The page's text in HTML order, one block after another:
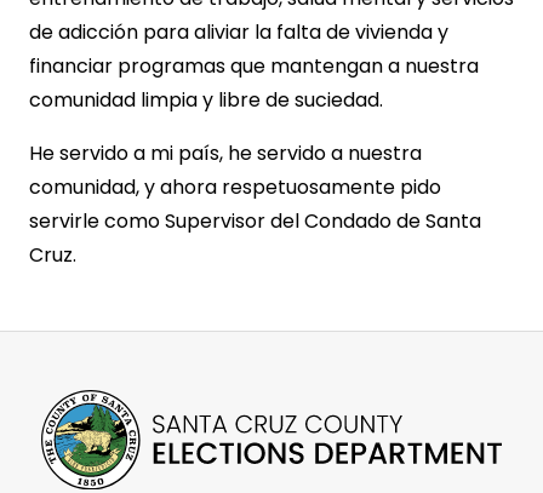
de adicción para aliviar la falta de vivienda y
financiar programas que mantengan a nuestra
comunidad limpia y libre de suciedad.
He servido a mi país, he servido a nuestra
comunidad, y ahora respetuosamente pido
servirle como Supervisor del Condado de Santa
Cruz.